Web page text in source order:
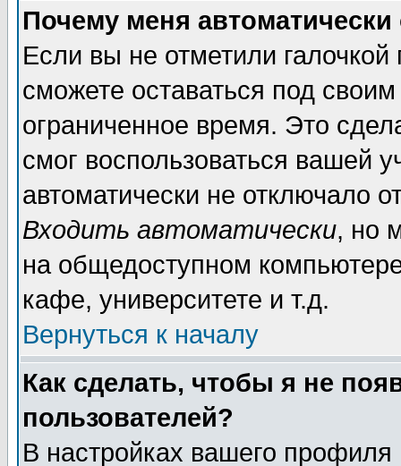
Почему меня автоматически
Если вы не отметили галочкой
сможете оставаться под
ограниченное время. Это
смог воспользоваться вашей
автоматически не отключало
Входить автоматически, но
на общедоступном
кафе, университете и т.д.
Вернуться к началу
Как сделать, чтобы я не
пользователей?
В настройках вашего